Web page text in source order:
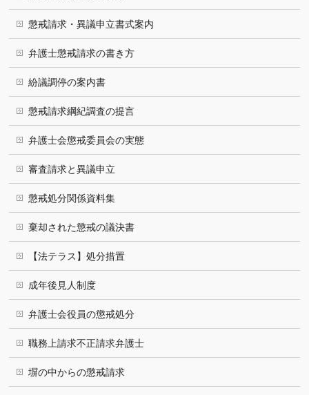
懲戒請求・異議申立書式案内
弁護士懲戒請求の書き方
紛議調停の案内書
懲戒請求綱紀調査の提言
弁護士会懲戒委員会の実態
審査請求と異議申立
懲戒処分関係資料集
棄却された懲戒の議決書
【法テラス】処分措置
成年後見人制度
弁護士会役員の懲戒処分
職務上請求不正請求弁護士
塀の中からの懲戒請求